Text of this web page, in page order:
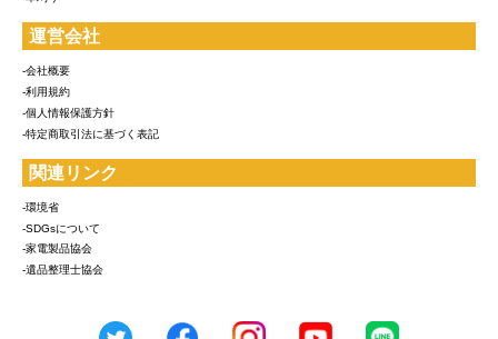
運営会社
-会社概要
-利用規約
-個人情報保護方針
-特定商取引法に基づく表記
関連リンク
-環境省
-SDGsについて
-家電製品協会
-遺品整理士協会